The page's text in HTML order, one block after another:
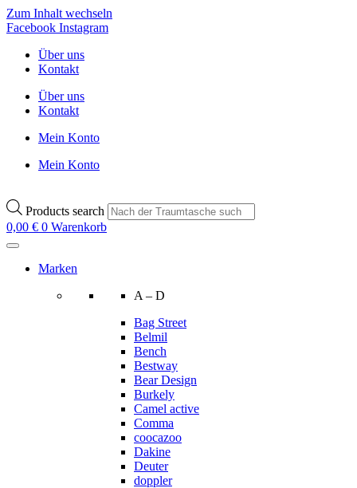
Zum Inhalt wechseln
Facebook Instagram
Über uns
Kontakt
Über uns
Kontakt
Mein Konto
Mein Konto
Products search
0,00 € 0 Warenkorb
Marken
A – D
Bag Street
Belmil
Bench
Bestway
Bear Design
Burkely
Camel active
Comma
coocazoo
Dakine
Deuter
doppler